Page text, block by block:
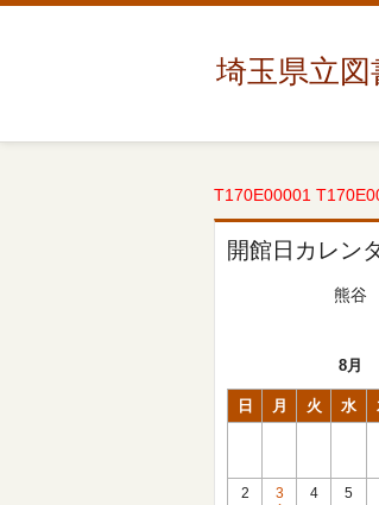
埼玉県立図
T170E00001
開館日カレン
熊谷
8月
日 月 火 水
2
3
4 5